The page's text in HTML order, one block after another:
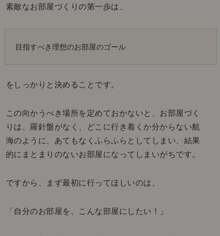
素敵なお部屋づくりの第一歩は、
目指すべき理想のお部屋のゴール
をしっかりと決めることです。
この向かうべき場所を定めておかないと、お部屋づく
りは、羅針盤がなく、どこに行き着くか分からない航
海のように、あてもなくふらふらとしてしまい、結果
的にまとまりのないお部屋になってしまいがちです。
ですから、まず最初に行ってほしいのは、
「自分のお部屋を、こんな部屋にしたい！」